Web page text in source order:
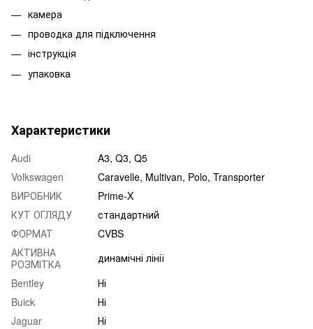
камера
проводка для підключення
інструкція
упаковка
Характеристики
Audi
A3, Q3, Q5
Volkswagen
Caravelle, Multivan, Polo, Transporter
ВИРОБНИК
Prime-X
КУТ ОГЛЯДУ
стандартний
ФОРМАТ
CVBS
АКТИВНА
РОЗМІТКА
динамічні лінії
Bentley
Ні
Buick
Ні
Jaguar
Ні